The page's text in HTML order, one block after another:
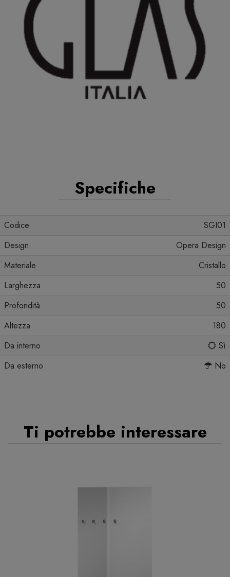
Specifiche
Codice
SGI01
Design
Opera Design
Materiale
Cristallo
Larghezza
50
Profondità
50
Altezza
180
Da interno
Sì
Da esterno
No
Ti potrebbe interessare